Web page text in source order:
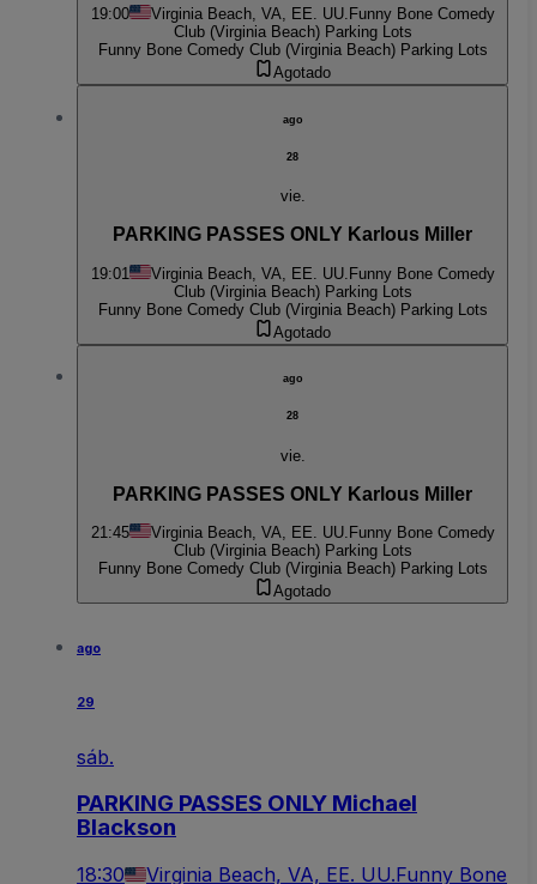
19:00 Virginia Beach, VA, EE. UU. Funny Bone Comedy
Club (Virginia Beach) Parking Lots
Funny Bone Comedy Club (Virginia Beach) Parking Lots
Agotado
ago
28
vie.
PARKING PASSES ONLY Karlous Miller
19:01 Virginia Beach, VA, EE. UU. Funny Bone Comedy
Club (Virginia Beach) Parking Lots
Funny Bone Comedy Club (Virginia Beach) Parking Lots
Agotado
ago
28
vie.
PARKING PASSES ONLY Karlous Miller
21:45 Virginia Beach, VA, EE. UU. Funny Bone Comedy
Club (Virginia Beach) Parking Lots
Funny Bone Comedy Club (Virginia Beach) Parking Lots
Agotado
ago
29
sáb.
PARKING PASSES ONLY Michael
Blackson
18:30 Virginia Beach, VA, EE. UU.Funny Bone